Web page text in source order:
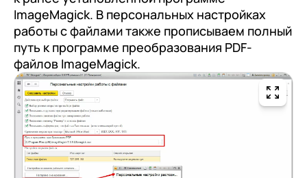
ImageMagick. В персональных настройках
работы с файлами также прописываем полный
путь к программе преобразования PDF-
файлов ImageMagick.
Отправить
Я даю согласие на обработку
данныхв соответствии с
Конфиденциальности
Отправить
Я даю согласие на обработку
данныхв соответствии сПолитикой
Конфиденциальности
Отправить
Я даю согласие на обработкуПерсональных
данныхв соответствии с
Конфиденциальности
Продолжить покупки